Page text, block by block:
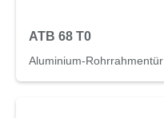
ATB 68 T0
Aluminium-Rohrrahmentür